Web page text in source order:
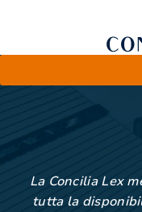
La Concilia Lex
tutta la